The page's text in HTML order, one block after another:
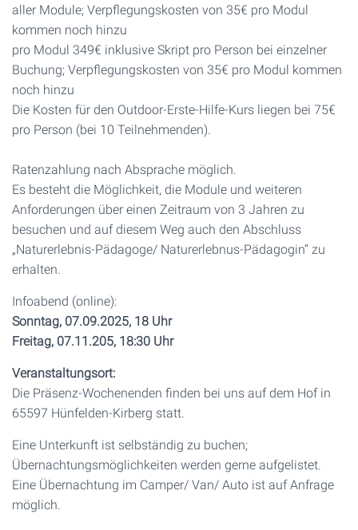
aller Module; Verpflegungskosten von 35€ pro Modul
kommen noch hinzu
pro Modul 349€ inklusive Skript pro Person bei einzelner
Buchung; Verpflegungskosten von 35€ pro Modul kommen
noch hinzu
Die Kosten für den Outdoor-Erste-Hilfe-Kurs liegen bei 75€
pro Person (bei 10 Teilnehmenden).
Ratenzahlung nach Absprache möglich.
Es besteht die Möglichkeit, die Module und weiteren
Anforderungen über einen Zeitraum von 3 Jahren zu
besuchen und auf diesem Weg auch den Abschluss
„Naturerlebnis-Pädagoge/ Naturerlebnus-Pädagogin“ zu
erhalten.
Infoabend (online):
Sonntag, 07.09.2025, 18 Uhr
Freitag, 07.11.205, 18:30 Uhr
Veranstaltungsort:
Die Präsenz-Wochenenden finden bei uns auf dem Hof in
65597 Hünfelden-Kirberg statt.
Eine Unterkunft ist selbständig zu buchen;
Übernachtungsmöglichkeiten werden gerne aufgelistet.
Eine Übernachtung im Camper/ Van/ Auto ist auf Anfrage
möglich.